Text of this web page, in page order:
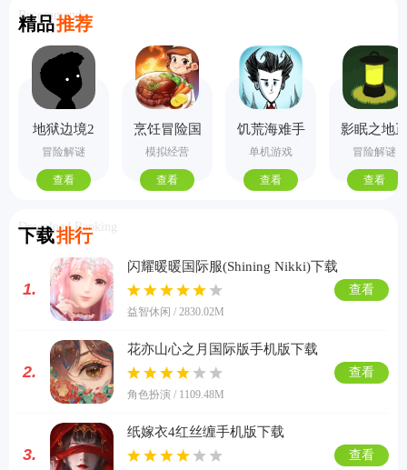
精品推荐
Recommend
地狱边境2
手机版
冒险解谜
查看
烹饪冒险国
际服
模拟经营
查看
饥荒海难手
机版
单机游戏
查看
影眠之地
式版
冒险解谜
查看
下载排行
Download Ranking
1.
闪耀暖暖国际服(Shining Nikki)下载
益智休闲 / 2830.02M
查看
2.
花亦山心之月国际版手机版下载
角色扮演 / 1109.48M
查看
3.
纸嫁衣4红丝缠手机版下载
查看